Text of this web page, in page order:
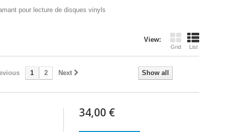
pour lecture de disques vinyls
View:
Grid List
Show all
1 2 Next
34,00 €